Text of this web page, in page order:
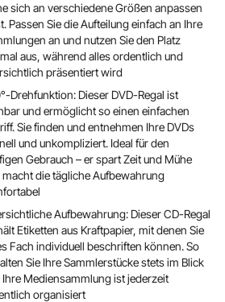
sich an verschiedene Größen anpassen
Passen Sie die Aufteilung einfach an Ihre
an und nutzen Sie den Platz
aus, während alles ordentlich und
präsentiert wird
Drehfunktion: Dieser DVD-Regal ist
und ermöglicht so einen einfachen
Sie finden und entnehmen Ihre DVDs
und unkompliziert. Ideal für den
Gebrauch – er spart Zeit und Mühe
macht die tägliche Aufbewahrung
Aufbewahrung: Dieser CD-Regal
Etiketten aus Kraftpapier, mit denen Sie
Fach individuell beschriften können. So
Sie Ihre Sammlerstücke stets im Blick
Ihre Mediensammlung ist jederzeit
organisiert